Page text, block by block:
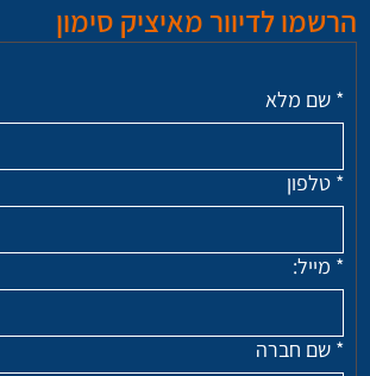
הרשמו לדיוור מאיציק סימון
* שם מלא
* טלפון
* מייל:
* שם חברה